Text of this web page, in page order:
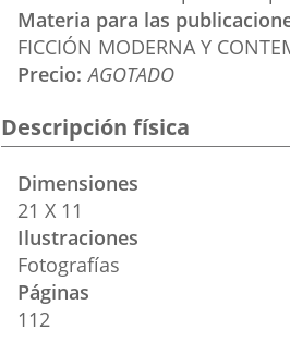
Materia para las
FICCIÓN MODERNA Y
Precio AGOTADO
Descripción física
Dimensiones
21 X 11
Ilustraciones
Fotografías
Páginas
112